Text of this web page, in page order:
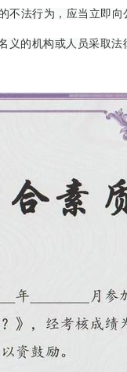
不法行为，应当立即
义的机构或人员采取法